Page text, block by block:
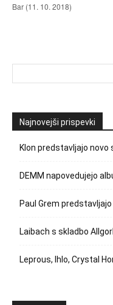
Bar (11. 10. 2018)
Najnovejši prispevki
Klon predstavljajo novo
DEMM napovedujejo
Paul Grem
Laibach s skladbo
Leprous, Ihlo, Crystal